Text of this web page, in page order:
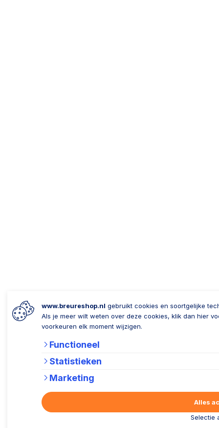
www.breureshop.nl gebruikt cookies en soortgelijke
Als je meer wilt weten over deze cookies, klik dan hier
voorkeuren elk moment wijzigen.
Functioneel
Statistieken
Marketing
Selectie
Alles